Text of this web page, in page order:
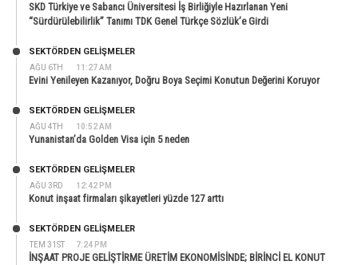
SKD Türkiye ve Sabancı Üniversitesi İş Birliğiyle Hazırlanan Yeni
“Sürdürülebilirlik” Tanımı TDK Genel Türkçe Sözlük’e Girdi
AĞU 6TH 11:27 AM
SEKTÖRDEN GELIŞMELER
Evini Yenileyen Kazanıyor, Doğru Boya Seçimi Konutun Değerini Koruyor
AĞU 4TH 10:52 AM
SEKTÖRDEN GELIŞMELER
Yunanistan’da Golden Visa için 5 neden
AĞU 3RD 12:42 PM
SEKTÖRDEN GELIŞMELER
Konut inşaat firmaları şikayetleri yüzde 127 arttı
TEM 31ST 7:24 PM
SEKTÖRDEN GELIŞMELER
İNŞAAT PROJE GELİŞTİRME ÜRETİM EKONOMİSİNDE; BİRİNCİ EL KONUT